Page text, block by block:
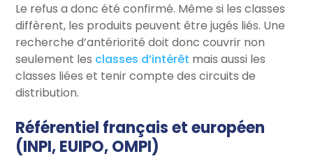
Le refus a donc été confirmé. Même si les classes
diffèrent, les produits peuvent être jugés liés. Une
recherche d’antériorité doit donc couvrir non
seulement les classes d’intérêt mais aussi les
classes liées et tenir compte des circuits de
distribution.
Référentiel français et européen
(INPI, EUIPO, OMPI)